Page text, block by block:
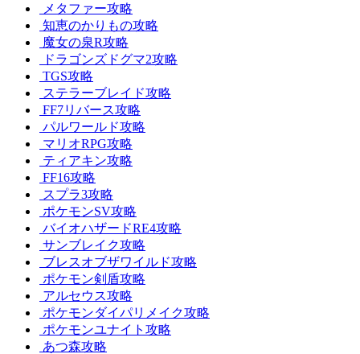
メタファー攻略
知恵のかりもの攻略
魔女の泉R攻略
ドラゴンズドグマ2攻略
TGS攻略
ステラーブレイド攻略
FF7リバース攻略
パルワールド攻略
マリオRPG攻略
ティアキン攻略
FF16攻略
スプラ3攻略
ポケモンSV攻略
バイオハザードRE4攻略
サンブレイク攻略
ブレスオブザワイルド攻略
ポケモン剣盾攻略
アルセウス攻略
ポケモンダイパリメイク攻略
ポケモンユナイト攻略
あつ森攻略